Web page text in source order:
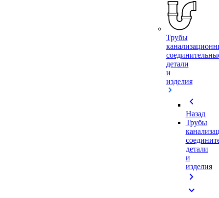
Трубы
детали
и
изделия
chevron_left
Назад
Трубы
детали
и
изделия
chevron_right
expand_more